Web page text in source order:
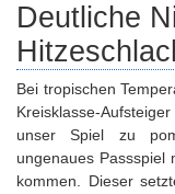
Deutliche
Bei tropischen
Kreisklasse-
unser Spiel zu
ungenaues Passspiel
kommen. Dieser